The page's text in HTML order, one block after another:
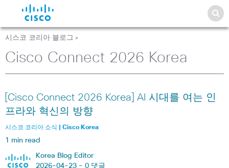
시스코 코리아 블로그 >
Cisco Connect 2026 Korea
[Cisco Connect 2026 Korea] AI 시대를 여는 인
프라와 혁신의 방향
시스코 코리아 소식 | Cisco Korea
1 min read
Korea Blog Editor
2026-04-23 - 0 댓글